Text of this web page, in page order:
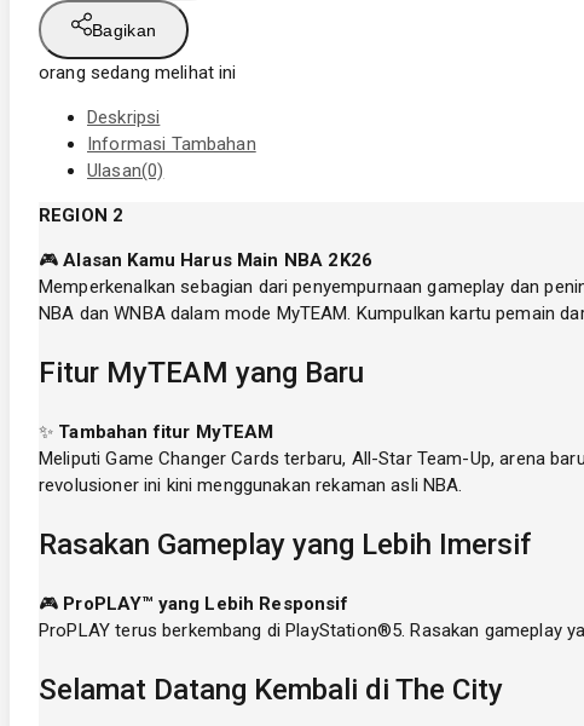
Bluray
Disc
R2
Bagikan
orang sedang melihat ini
Deskripsi
Informasi Tambahan
Ulasan(0)
REGION 2
🎮Alasan Kamu Harus Main NBA 2K26
Memperkenalkan sebagian dari penyempurnaan gameplay dan
NBA dan WNBA dalam mode MyTEAM. Kumpulkan kartu pemain
Fitur MyTEAM yang Baru
✨ Tambahan fitur MyTEAM
Meliputi Game Changer Cards terbaru, All-Star Team-Up, arena
revolusioner ini kini menggunakan rekaman asli NBA.
Rasakan Gameplay yang Lebih Imersif
🎮 ProPLAY™ yang Lebih Responsif
ProPLAY terus berkembang di PlayStation®5. Rasakan gameplay
Selamat Datang Kembali di The City